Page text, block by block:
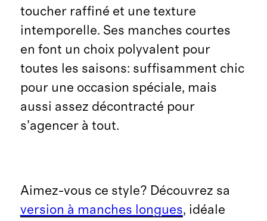
toucher raffiné et une texture
intemporelle. Ses manches courtes
en font un choix polyvalent pour
toutes les saisons: suffisamment chic
pour une occasion spéciale, mais
aussi assez décontracté pour
s’agencer à tout.
Aimez-vous ce style? Découvrez sa
version à manches longues, idéale